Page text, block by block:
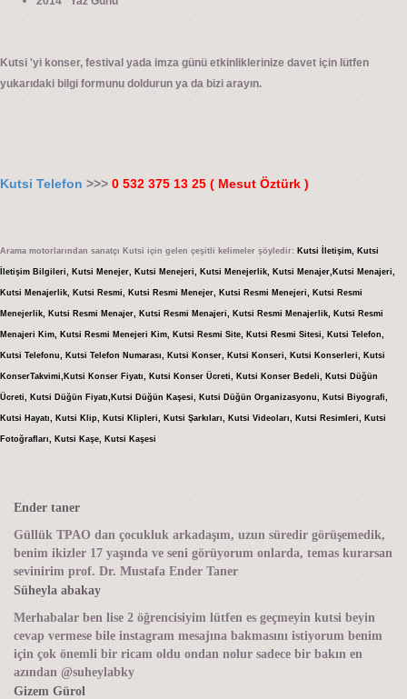
Kutsi 'yi konser, festival yada imza günü etkinliklerinize davet için lütfen
yukarıdaki bilgi formunu doldurun ya da bizi arayın.
Kutsi Telefon >>> 0 532 375 13 25 ( Mesut Öztürk )
Arama motorlarından sanatçı Kutsi için gelen çeşitli kelimeler şöyledir: Kutsi İletişim, Kutsi
İletişim Bilgileri, Kutsi Menejer, Kutsi Menejeri, Kutsi Menejerlik, Kutsi Menajer,Kutsi Menajeri,
Kutsi Menajerlik, Kutsi Resmi, Kutsi Resmi Menejer, Kutsi Resmi Menejeri, Kutsi Resmi
Menejerlik, Kutsi Resmi Menajer, Kutsi Resmi Menajeri, Kutsi Resmi Menajerlik, Kutsi Resmi
Menajeri Kim, Kutsi Resmi Menejeri Kim, Kutsi Resmi Site, Kutsi Resmi Sitesi, Kutsi Telefon,
Kutsi Telefonu, Kutsi Telefon Numarası, Kutsi Konser, Kutsi Konseri, Kutsi Konserleri, Kutsi
KonserTakvimi,Kutsi Konser Fiyatı, Kutsi Konser Ücreti, Kutsi Konser Bedeli, Kutsi Düğün
Ücreti, Kutsi Düğün Fiyatı,Kutsi Düğün Kaşesi, Kutsi Düğün Organizasyonu, Kutsi Biyografi,
Kutsi Hayatı, Kutsi Klip, Kutsi Klipleri, Kutsi Şarkıları, Kutsi Videoları, Kutsi Resimleri, Kutsi
Fotoğrafları, Kutsi Kaşe, Kutsi Kaşesi
Ender taner
Güllük TPAO dan çocukluk arkadaşım, uzun süredir görüşemedik,
benim ikizler 17 yaşında ve seni görüyorum onlarda, temas kurarsan
sevinirim prof. Dr. Mustafa Ender Taner
Süheyla abakay
Merhabalar ben lise 2 öğrencisiyim lütfen es geçmeyin kutsi beyin
cevap vermese bile instagram mesajına bakmasını istiyorum benim
için çok önemli bir ricam oldu ondan nolur sadece bir bakın en
azından @suheylabky
Gizem Gürol